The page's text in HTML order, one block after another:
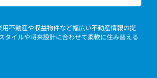
不動産や収益物件など幅広い不動産情報の提
イルや将来設計に合わせて柔軟に住み替える